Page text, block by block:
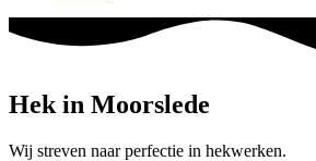
Hek in Moorslede
Wij streven naar perfectie in hekwerken.